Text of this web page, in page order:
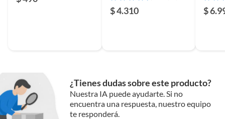
$ 4.310 $
¿Tienes dudas sobre este producto?
Nuestra IA puede ayudarte. Si no
encuentra una respuesta, nuestro equipo
te responderá.